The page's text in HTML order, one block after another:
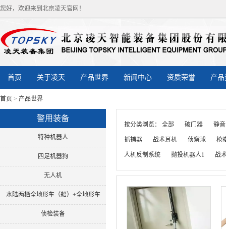
您好，欢迎来到北京凌天官网！
首页 关于凌天 产品世界 新闻中心 资质荣誉 产
首页 > 产品世界
警用装备
特种机器人
四足机器狗
无人机
水陆两栖全地形车（船）+全地形车
侦检装备
按分类浏览： 全部 破门器 静
抓捕器 战术耳机 侦察球 枪
人机反制系统 抛投机器人1 战